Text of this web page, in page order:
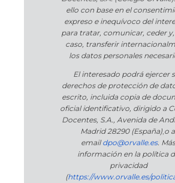
ello con base en el
expreso e inequívoco del
para tratar, comunicar, ceder
caso, transferir
los datos personales
El interesado podrá ejercer
derechos de protección de
escrito, incluida copia de
oficial identificativo, dirigido a
Docentes, S.A., Avenida de
Madrid 28290 (España),o
emaildpo@orvalle.es. Más
información en la política
privacidad
(https://www.orvalle.es/